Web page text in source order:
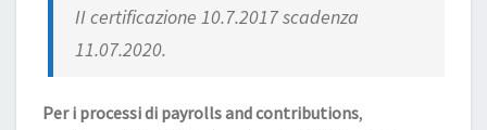
II certificazione 10.7.2017 scadenza
11.07.2020.
Per i processi di payrolls and contributions,